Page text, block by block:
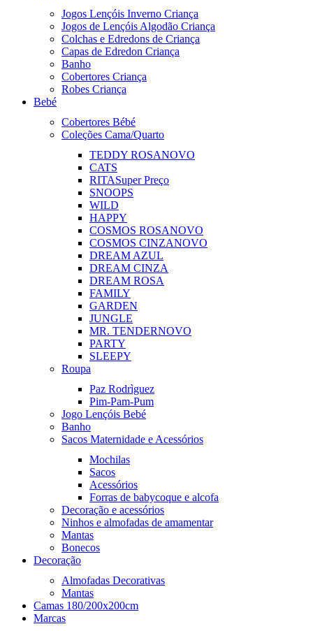
Jogos Lençóis Inverno Criança
Jogos de Lençóis Algodão Criança
Colchas e Edredons de Criança
Capas de Edredon Criança
Banho
Cobertores Criança
Robes Criança
Bebé
Cobertores Bébé
Coleções Cama/Quarto
TEDDY ROSANOVO
CATS
RITASuper Preço
SNOOPS
WILD
HAPPY
COSMOS ROSANOVO
COSMOS CINZANOVO
DREAM AZUL
DREAM CINZA
DREAM ROSA
FAMILY
GARDEN
JUNGLE
MR. TENDERNOVO
PARTY
SLEEPY
Roupa
Paz Rodrìguez
Pim-Pam-Pum
Jogo Lençóis Bebé
Banho
Sacos Maternidade e Acessórios
Mochilas
Sacos
Acessórios
Forras de babycoque e alcofa
Decoração e acessórios
Ninhos e almofadas de amamentar
Mantas
Bonecos
Decoração
Almofadas Decorativas
Mantas
Camas 180/200x200cm
Marcas